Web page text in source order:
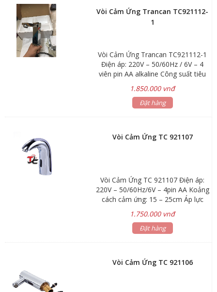
Vòi Cảm Ứng Trancan TC921112-
1
Vòi Cảm Ứng Trancan TC921112-1
Điện áp: 220V – 50/60Hz / 6V – 4
viên pin AA alkaline Công suất tiêu
ứng tối ưu: 12 – 18cm Áp lực nước
cấp: 0,05 – 0,6Mpa Thời gian ngắt:
sạch không cặn bẩn Tuổi thọ pin:
100.000 lần sử dụng. Kích thước
1.850.000 vnđ
Đặt hàng
Vòi Cảm Ứng TC 921107
Vòi Cảm Ứng TC 921107 Điện áp:
220V – 50/60Hz/6V – 4pin AA Koảng
cách cảm ứng: 15 – 25cm Áp lực
17cm
1.750.000 vnđ
Đặt hàng
Vòi Cảm Ứng TC 921106